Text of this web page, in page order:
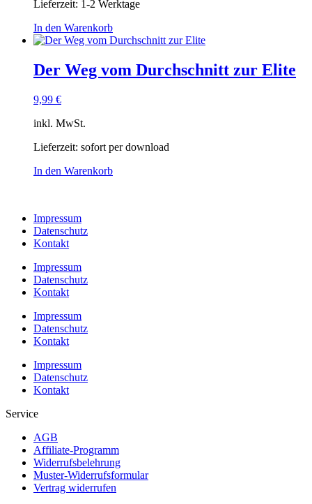
Lieferzeit: 1-2 Werktage
In den Warenkorb
Der Weg vom Durchschnitt zur Elite
9,99 €
inkl. MwSt.
Lieferzeit: sofort per download
In den Warenkorb
Impressum
Datenschutz
Kontakt
Impressum
Datenschutz
Kontakt
Impressum
Datenschutz
Kontakt
Impressum
Datenschutz
Kontakt
Service
AGB
Affiliate-Programm
Widerrufsbelehrung
Muster-Widerrufsformular
Vertrag widerrufen